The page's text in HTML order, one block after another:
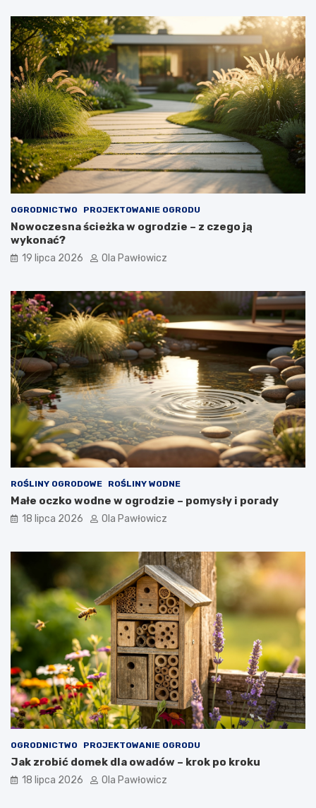
OGRODNICTWO PROJEKTOWANIE OGRODU
Nowoczesna ścieżka w ogrodzie – z czego ją
wykonać?
19 lipca 2026 Ola Pawłowicz
ROŚLINY OGRODOWE ROŚLINY WODNE
Małe oczko wodne w ogrodzie – pomysły i porady
18 lipca 2026 Ola Pawłowicz
OGRODNICTWO PROJEKTOWANIE OGRODU
Jak zrobić domek dla owadów – krok po kroku
18 lipca 2026 Ola Pawłowicz